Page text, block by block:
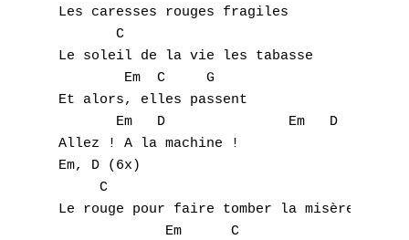
Les caresses rouges fragiles
       C                             G
Le soleil de la vie les tabasse
        Em  C     G
Et alors, elles passent
       Em   D               Em   D
Allez ! A la machine !
Em, D (6x)
C
Le rouge pour faire tomber la misère
Em      C
J
K
L
M
O